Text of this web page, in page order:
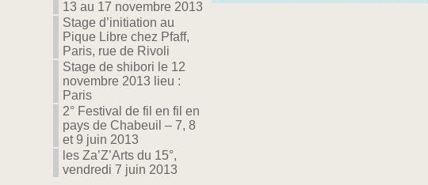
13 au 17 novembre 2013
Stage d’initiation au
Pique Libre chez Pfaff,
Paris, rue de Rivoli
Stage de shibori le 12
novembre 2013 lieu :
Paris
2° Festival de fil en fil en
pays de Chabeuil – 7, 8
et 9 juin 2013
les Za’Z’Arts du 15°,
vendredi 7 juin 2013